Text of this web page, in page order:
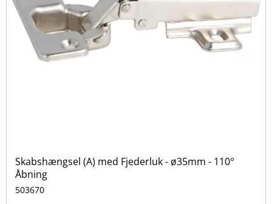
Skabshængsel (A) med Fjederluk - ø35mm - 110°
Åbning
503670